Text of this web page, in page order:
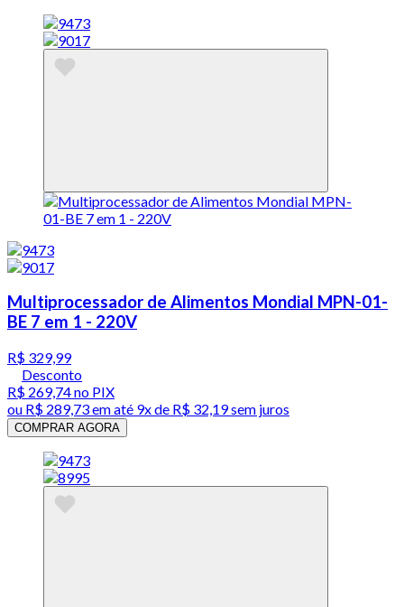
Multiprocessador de Alimentos Mondial MPN-01-
BE 7 em 1 - 220V
R$ 329,99
Desconto
R$ 269,74no PIX
ou R$ 289,73em até 9x de R$ 32,19 sem juros
COMPRAR AGORA